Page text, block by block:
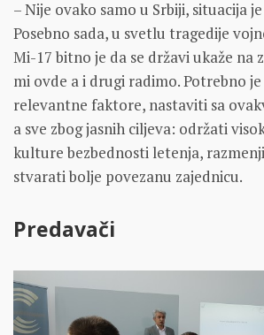
– Nije ovako samo u Srbiji, situacija
Posebno sada, u svetlu tragedije
Mi-17 bitno je da se državi ukaže na
mi ovde a i drugi radimo. Potrebno
relevantne faktore, nastaviti sa
a sve zbog jasnih ciljeva: održati
kulture bezbednosti letenja,
stvarati bolje povezanu zajednicu.
Predavači